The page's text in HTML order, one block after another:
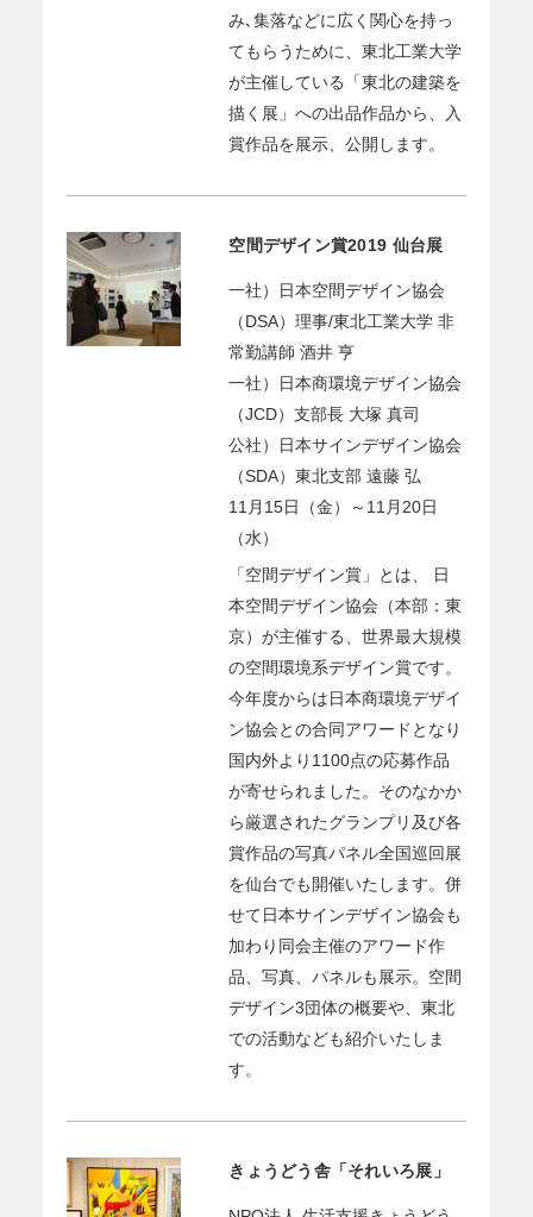
み､集落などに広く関心を持っ
てもらうために、東北工業大学
が主催している「東北の建築を
描く展」への出品作品から、入
賞作品を展示、公開します。
空間デザイン賞2019 仙台展
一社）日本空間デザイン協会
（DSA）理事/東北工業大学 非
常勤講師 酒井 亨
一社）日本商環境デザイン協会
（JCD）支部長 大塚 真司
公社）日本サインデザイン協会
（SDA）東北支部 遠藤 弘
11月15日（金）～11月20日
（水）
「空間デザイン賞」とは、 日
本空間デザイン協会（本部：東
京）が主催する、世界最大規模
の空間環境系デザイン賞です。
今年度からは日本商環境デザイ
ン協会との合同アワードとなり
国内外より1100点の応募作品
が寄せられました。そのなかか
ら厳選されたグランプリ及び各
賞作品の写真パネル全国巡回展
を仙台でも開催いたします。併
せて日本サインデザイン協会も
加わり同会主催のアワード作
品、写真、パネルも展示。空間
デザイン3団体の概要や、東北
での活動なども紹介いたしま
す。
きょうどう舎「それいろ展」